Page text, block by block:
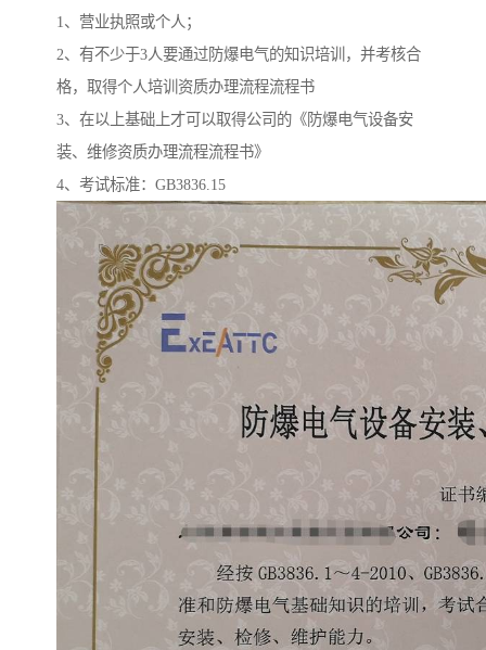
1、营业执照或个人；
2、有不少于3人要通过防爆电气的知识培训，并考核合
格，取得个人培训资质办理流程流程书
3、在以上基础上才可以取得公司的《防爆电气设备安
装、维修资质办理流程流程书》
4、考试标准：GB3836.15